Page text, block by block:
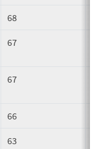
68
67
67
66
63